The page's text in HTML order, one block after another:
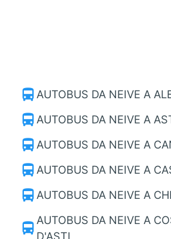
directions_bus AUTOBUS DA NEIVE A
directions_bus AUTOBUS DA NEIVE A
directions_bus AUTOBUS DA NEIVE A
directions_bus AUTOBUS DA NEIVE A
directions_bus AUTOBUS DA NEIVE A
directions_bus AUTOBUS DA NEIVE A
D'ASTI